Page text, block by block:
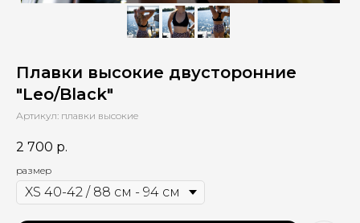
Плавки высокие двусторонние
"Leo/Black"
Артикул: плавки высокие
2 700 р.
размер